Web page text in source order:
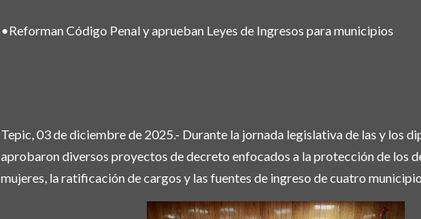
•Reforman Código Penal y aprueban Leyes de Ingresos para municipios
Tepic, 03 de diciembre de 2025.- Durante la jornada legislativa de las y los
aprobaron diversos proyectos de decreto enfocados a la protección de los
mujeres, la ratificación de cargos y las fuentes de ingreso de cuatro